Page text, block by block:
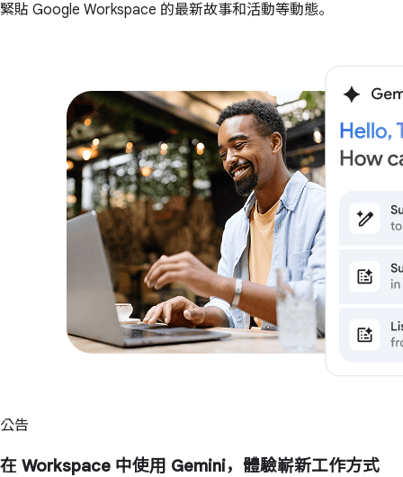
緊貼 Google Workspace 的最新故事和活動等動態。
公告
在 Workspace 中使用 Gemini，體驗嶄新工作方式